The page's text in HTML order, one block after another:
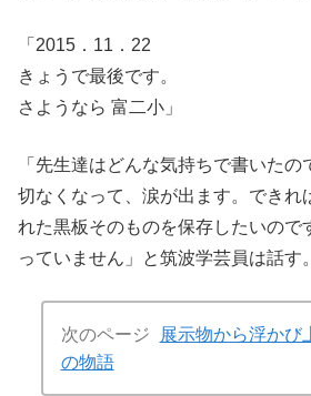
「2015．11．22
きょうで最後です。
さようなら 富二小」
「先生達はどんな気持ちで書いた
切なくなって、涙が出ます。できれ
れた黒板そのものを保存したいので
っていません」と筑波学芸員は話す。
次のページ
展示物から浮かび
の物語